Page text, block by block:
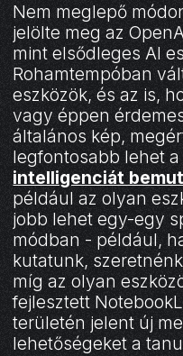
Nem meglepő
jelölte meg az
mint elsődleges AI
Rohamtempóban
eszközök, és az is,
vagy éppen
általános kép,
legfontosabb lehet
intelligenciát
például az olyan
jobb lehet egy-egy
módban - például,
kutatunk,
míg az olyan
fejlesztett
területén jelent új
lehetőségeket a